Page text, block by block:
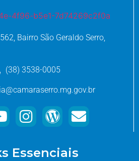
Bairro São Geraldo Serro,
(38) 3538-0005
Essenciais